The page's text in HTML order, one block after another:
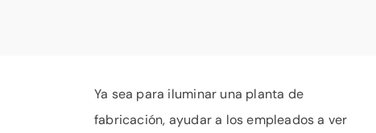
Ya sea para iluminar una planta de
fabricación, ayudar a los empleados a ver